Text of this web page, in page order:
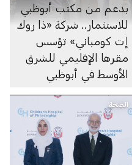
بدعم من مكتب أبوظبي
للاستثمار.. شركة «ذا روك
إت كومباني» تؤسس
مقرها الإقليمي للشرق
الأوسط في أبوظبي
الصحة